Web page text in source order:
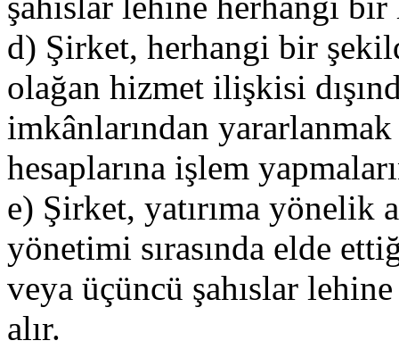
d) Şirket, herhangi bir
olağan hizmet ilişkisi
imkânlarından
hesaplarına işlem
e) Şirket, yatırıma yönelik
yönetimi sırasında elde
veya üçüncü şahıslar
alır.